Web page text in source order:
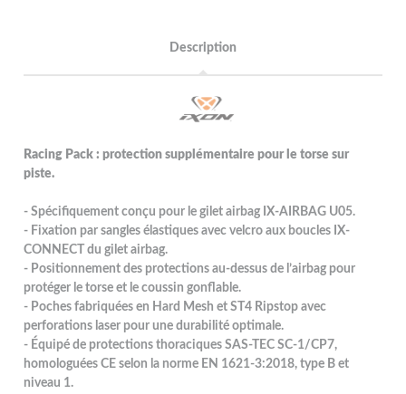
Description
Racing Pack : protection supplémentaire pour le torse sur
piste.
- Spécifiquement conçu pour le gilet airbag IX-AIRBAG U05.
- Fixation par sangles élastiques avec velcro aux boucles IX-
CONNECT du gilet airbag.
- Positionnement des protections au-dessus de l’airbag pour
protéger le torse et le coussin gonflable.
- Poches fabriquées en Hard Mesh et ST4 Ripstop avec
perforations laser pour une durabilité optimale.
- Équipé de protections thoraciques SAS-TEC SC-1/CP7,
homologuées CE selon la norme EN 1621-3:2018, type B et
niveau 1.